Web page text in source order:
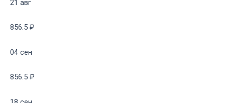
21 авг
856.5 ₽
04 сен
856.5 ₽